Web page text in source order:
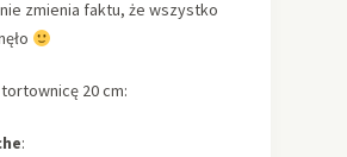
nie zmienia faktu, że wszystko
tortownicę 20 cm:
: